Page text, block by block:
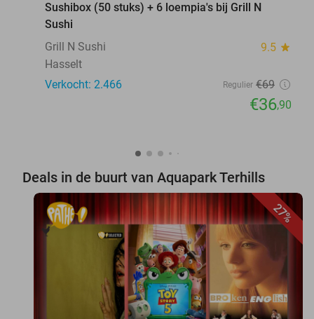
Sushibox (50 stuks) + 6 loempia's bij Grill N
Sushi
Grill N Sushi
9.5 star
Hasselt
Verkocht: 2.466
Regulier €69
€36,90
Deals in de buurt van Aquapark Terhills
27%